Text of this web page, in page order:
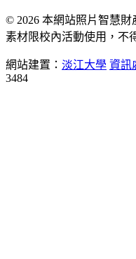
© 2026 本網站照片智慧
素材限校內活動使用，不
網站建置： 淡江大學 資訊
3484